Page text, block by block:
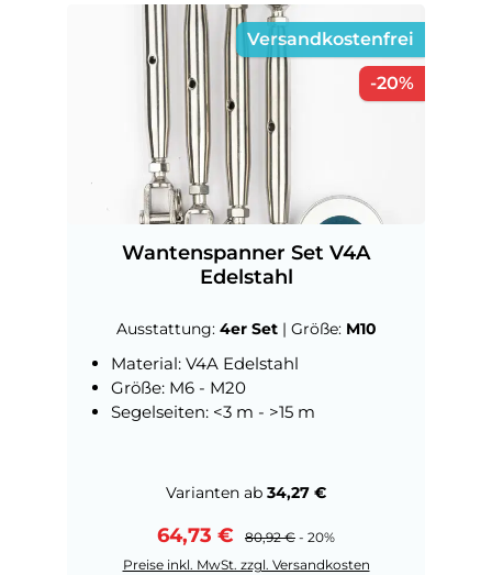
Versandkostenfrei
-20%Rabatt
Wantenspanner Set V4A
Edelstahl
Ausstattung: 4er Set | Größe: M10
Material: V4A Edelstahl
Größe: M6 - M20
Segelseiten: <3 m - >15 m
Varianten ab 34,27 €
Verkaufspreis:
64,73 € Regulärer Preis:
80,92 € - 20%
Preise inkl. MwSt. zzgl. Versandkosten